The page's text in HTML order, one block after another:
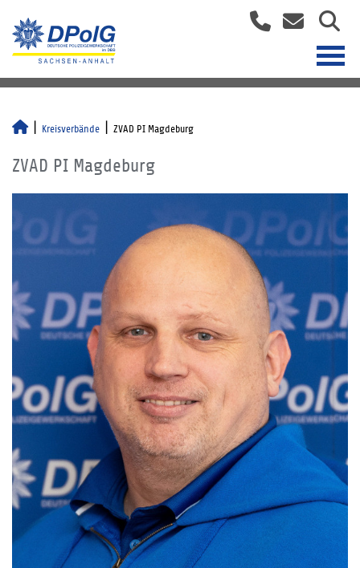
Kreisverbände ZVAD PI Magdeburg
ZVAD PI Magdeburg